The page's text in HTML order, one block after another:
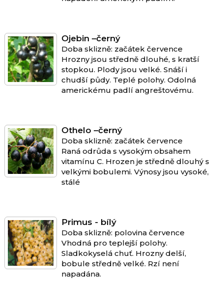
Ojebin –černý
Doba sklizně: začátek července
Hrozny jsou středně dlouhé, s kratší
stopkou. Plody jsou velké. Snáší i
chudší půdy. Teplé polohy. Odolná
americkému padlí angreštovému.
Othelo –černý
Doba sklizně: začátek července
Raná odrůda s vysokým obsahem
vitamínu C. Hrozen je středně dlouhý s
velkými bobulemi. Výnosy jsou vysoké,
stálé
Primus - bílý
Doba sklizně: polovina července
Vhodná pro teplejší polohy.
Sladkokyselá chuť. Hrozny delší,
bobule středně velké. Rzí není
napadána.